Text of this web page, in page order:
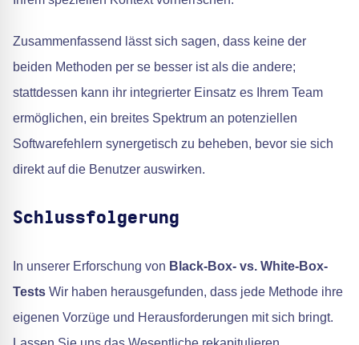
Zusammenfassend lässt sich sagen, dass keine der
beiden Methoden per se besser ist als die andere;
stattdessen kann ihr integrierter Einsatz es Ihrem Team
ermöglichen, ein breites Spektrum an potenziellen
Softwarefehlern synergetisch zu beheben, bevor sie sich
direkt auf die Benutzer auswirken.
Schlussfolgerung
In unserer Erforschung von Black-Box- vs. White-Box-
Tests Wir haben herausgefunden, dass jede Methode ihre
eigenen Vorzüge und Herausforderungen mit sich bringt.